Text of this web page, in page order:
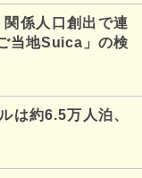
係人口創出で連
当地Suica」の検
は約6.5万人泊、